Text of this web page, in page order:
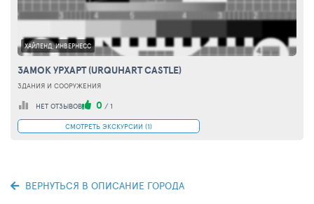
ХАЙЛЕНД, ИНВЕРНЕСС
ЗАМОК УРХАРТ (URQUHART CASTLE)
ЗДАНИЯ И СООРУЖЕНИЯ
НЕТ ОТЗЫВОВ 0 / 1
СМОТРЕТЬ ЭКСКУРСИИ (1)
ВЕРНУТЬСЯ В ОПИСАНИЕ ГОРОДА